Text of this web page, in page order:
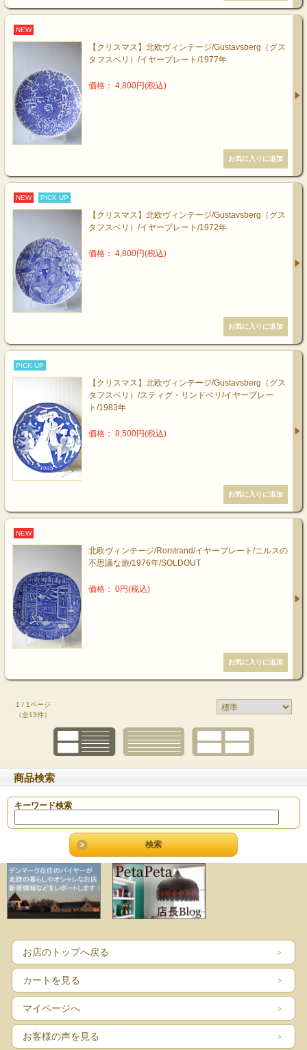
NEW
【クリスマス】北欧ヴィンテージ/Gustavsberg（グス
タフスベリ）/イヤープレート/1977年
価格： 4,800円(税込)
NEW PICK UP
【クリスマス】北欧ヴィンテージ/Gustavsberg（グス
タフスベリ）/イヤープレート/1972年
価格： 4,800円(税込)
PICK UP
【クリスマス】北欧ヴィンテージ/Gustavsberg（グス
タフスベリ）/スティグ・リンドベリ/イヤープレー
ト/1983年
価格： 8,500円(税込)
NEW
北欧ヴィンテージ/Rorstrand/イヤープレート/ニルスの
不思議な旅/1976年/SOLDOUT
価格： 0円(税込)
1 / 1ページ
（全13件）
商品検索
キーワード検索
お店のトップへ戻る
カートを見る
マイページへ
お客様の声を見る